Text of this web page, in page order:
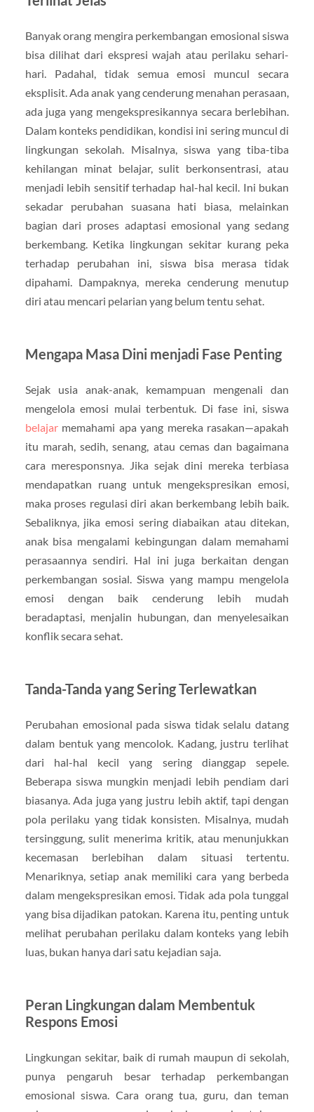
Banyak orang mengira perkembangan emosional siswa
bisa dilihat dari ekspresi wajah atau perilaku sehari-
hari. Padahal, tidak semua emosi muncul secara
eksplisit. Ada anak yang cenderung menahan perasaan,
ada juga yang mengekspresikannya secara berlebihan.
Dalam konteks pendidikan, kondisi ini sering muncul di
lingkungan sekolah. Misalnya, siswa yang tiba-tiba
kehilangan minat belajar, sulit berkonsentrasi, atau
menjadi lebih sensitif terhadap hal-hal kecil. Ini bukan
sekadar perubahan suasana hati biasa, melainkan
bagian dari proses adaptasi emosional yang sedang
berkembang. Ketika lingkungan sekitar kurang peka
terhadap perubahan ini, siswa bisa merasa tidak
dipahami. Dampaknya, mereka cenderung menutup
diri atau mencari pelarian yang belum tentu sehat.
Mengapa Masa Dini menjadi Fase Penting
Sejak usia anak-anak, kemampuan mengenali dan
mengelola emosi mulai terbentuk. Di fase ini, siswa
belajarmemahami apa yang mereka rasakan—apakah
itu marah, sedih, senang, atau cemas dan bagaimana
cara meresponsnya. Jika sejak dini mereka terbiasa
mendapatkan ruang untuk mengekspresikan emosi,
maka proses regulasi diri akan berkembang lebih baik.
Sebaliknya, jika emosi sering diabaikan atau ditekan,
anak bisa mengalami kebingungan dalam memahami
perasaannya sendiri. Hal ini juga berkaitan dengan
perkembangan sosial. Siswa yang mampu mengelola
emosi dengan baik cenderung lebih mudah
beradaptasi, menjalin hubungan, dan menyelesaikan
konflik secara sehat.
Tanda-Tanda yang Sering Terlewatkan
Perubahan emosional pada siswa tidak selalu datang
dalam bentuk yang mencolok. Kadang, justru terlihat
dari hal-hal kecil yang sering dianggap sepele.
Beberapa siswa mungkin menjadi lebih pendiam dari
biasanya. Ada juga yang justru lebih aktif, tapi dengan
pola perilaku yang tidak konsisten. Misalnya, mudah
tersinggung, sulit menerima kritik, atau menunjukkan
kecemasan berlebihan dalam situasi tertentu.
Menariknya, setiap anak memiliki cara yang berbeda
dalam mengekspresikan emosi. Tidak ada pola tunggal
yang bisa dijadikan patokan. Karena itu, penting untuk
melihat perubahan perilaku dalam konteks yang lebih
luas, bukan hanya dari satu kejadian saja.
Peran Lingkungan dalam Membentuk
Respons Emosi
Lingkungan sekitar, baik di rumah maupun di sekolah,
punya pengaruh besar terhadap perkembangan
emosional siswa. Cara orang tua, guru, dan teman